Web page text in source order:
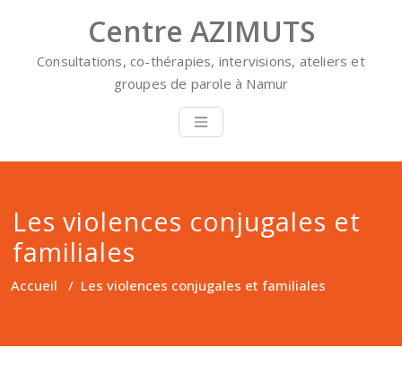
content
Centre AZIMUTS
Consultations, co-thérapies, intervisions, ateliers et
groupes de parole à Namur
Les violences conjugales et
familiales
Accueil / Les violences conjugales et familiales